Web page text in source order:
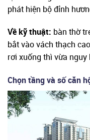
phát hiện bộ đỉnh
Về kỹ thuật: bàn thờ
bắt vào vách thạch
rơi xuống thì vừa nguy
Chọn tầng và số căn